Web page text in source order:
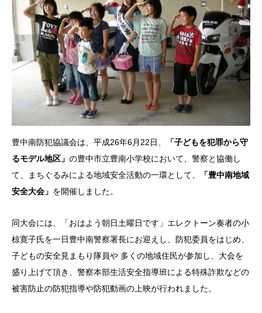
豊中南防犯協議会は、平成26年6月22日、
「子どもを犯罪から守
るモデル地区」 の豊中市立豊南小学校において、警察と協働し
て、まちぐるみによる地域安全活動の一環として、
「豊中南地域
安全大会」 を開催しました。
同大会には、「おはよう朝日土曜日です」エレクトーン奏者の小
椋寛子氏を一日豊中南警察署長にお迎えし、防犯委員をはじめ、
子どもの安全見まもり隊員や 多くの地域住民が参加し、大会を
盛り上げて頂き、警察本部生活安全指導班による特殊詐欺などの
被害防止の防犯指導や防犯動画の上映が行われました。